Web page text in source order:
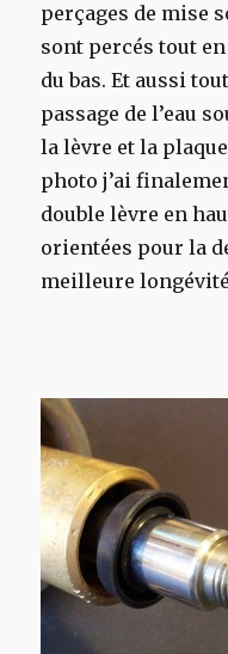
perçages de mise
sont percés tout
du bas. Et aussi
passage de l’eau
la lèvre et la
photo j’ai
double lèvre en
orientées pour la
meilleure